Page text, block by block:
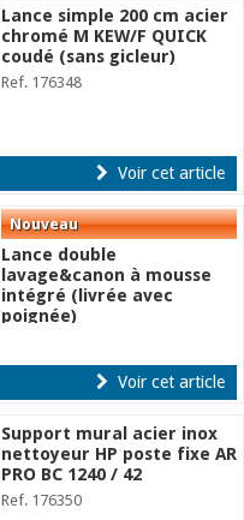
Lance simple 200 cm acier
chromé M KEW/F QUICK
coudé (sans gicleur)
Ref. 176348
Voir cet article
Lance double
lavage&canon à mousse
intégré (livrée avec
poignée)
Voir cet article
Support mural acier inox
nettoyeur HP poste fixe AR
PRO BC 1240 / 42
Ref. 176350